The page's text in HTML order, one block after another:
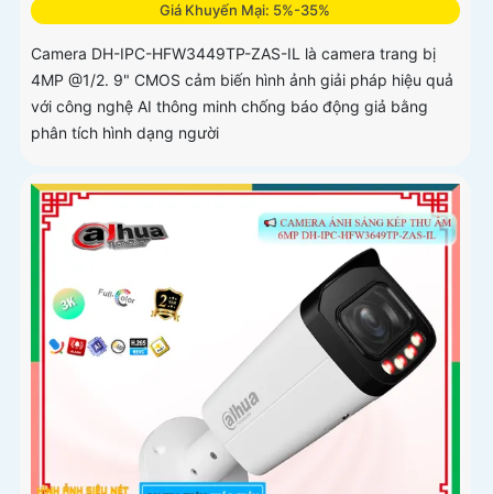
Giá Khuyến Mại: 5%-35%
Camera DH-IPC-HFW3449TP-ZAS-IL là camera trang bị
4MP @1/2. 9" CMOS cảm biến hình ảnh giải pháp hiệu quả
với công nghệ AI thông minh chống báo động giả bằng
phân tích hình dạng người